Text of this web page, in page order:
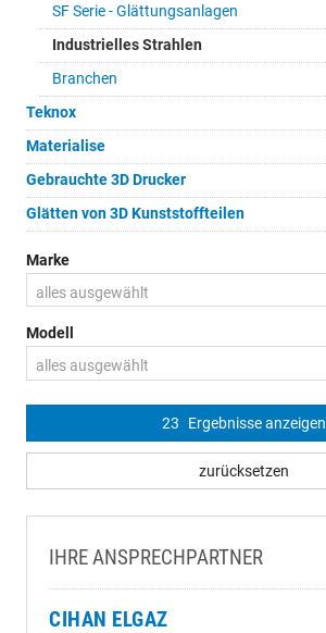
SF Serie - Glättungsanlagen
Industrielles Strahlen
Branchen
Teknox
Materialise
Gebrauchte 3D Drucker
Glätten von 3D Kunststoffteilen
Marke
alles ausgewählt
Modell
alles ausgewählt
23 Ergebnisse anzeigen
zurücksetzen
IHRE ANSPRECHPARTNER
CIHAN ELGAZ